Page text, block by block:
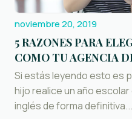
noviembre 20, 2019
5 RAZONES PARA
COMO TU AGENCIA
Si estás leyendo esto es
hijo realice un año
inglés de forma definitiva...